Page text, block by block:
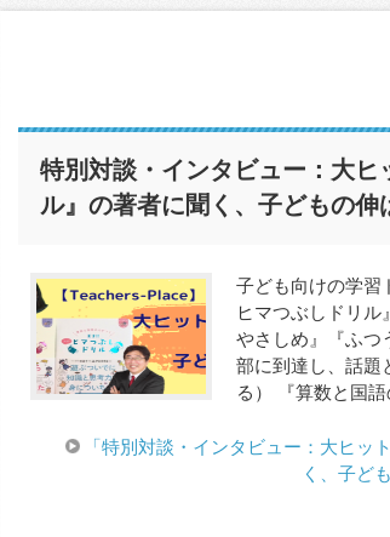
特別対談・インタビュー：大ヒ
ル』の著者に聞く、子どもの伸
子ども向けの学習
ヒマつぶしドリル
やさしめ』『ふつ
部に到達し、話題
る） 『算数と国語
「特別対談・インタビュー：大ヒッ
く、子ど